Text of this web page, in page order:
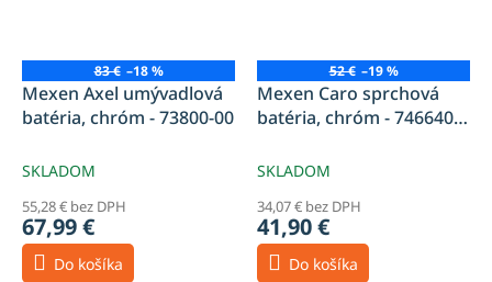
83 € –18 %
Mexen Axel umývadlová
batéria, chróm - 73800-00
SKLADOM
55,28 € bez DPH
67,99 €
Do košíka
52 € –19 %
Mexen Caro sprchová
batéria, chróm - 746640-
SKLADOM
34,07 € bez DPH
41,90 €
Do košíka